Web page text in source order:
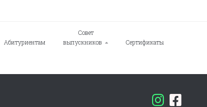
Абитуриентам
Совет
выпускников
Сертификаты